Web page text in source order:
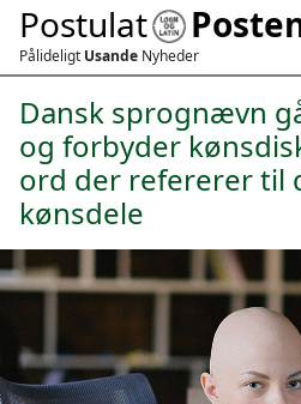
Postulat
Pålideligt Usande Nyheder
Dansk sprognævn
og forbyder
ord der refererer til
kønsdele